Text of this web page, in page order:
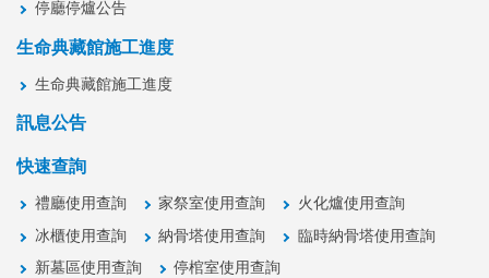
停廳停爐公告
生命典藏館施工進度
生命典藏館施工進度
訊息公告
快速查詢
禮廳使用查詢 家祭室使用查詢 火化爐使用查詢
冰櫃使用查詢 納骨塔使用查詢 臨時納骨塔使用查詢
新墓區使用查詢 停棺室使用查詢